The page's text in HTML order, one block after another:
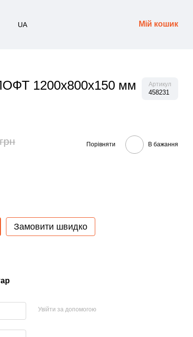
UA Мій кошик
1200х800х150 мм
Артикул
458231
Порівняти В бажання
Замовити швидко
Увійти за допомогою